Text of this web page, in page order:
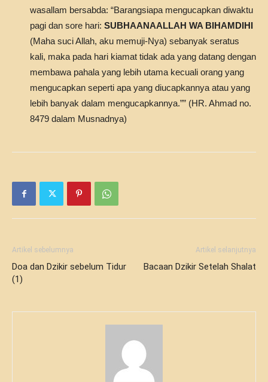
wasallam bersabda: “Barangsiapa mengucapkan diwaktu
pagi dan sore hari: SUBHAANAALLAH WA BIHAMDIHI
(Maha suci Allah, aku memuji-Nya) sebanyak seratus
kali, maka pada hari kiamat tidak ada yang datang dengan
membawa pahala yang lebih utama kecuali orang yang
mengucapkan seperti apa yang diucapkannya atau yang
lebih banyak dalam mengucapkannya.”” (HR. Ahmad no.
8479 dalam Musnadnya)
Artikel sebelumnya
Doa dan Dzikir sebelum Tidur
(1)
Artikel selanjutnya
Bacaan Dzikir Setelah Shalat